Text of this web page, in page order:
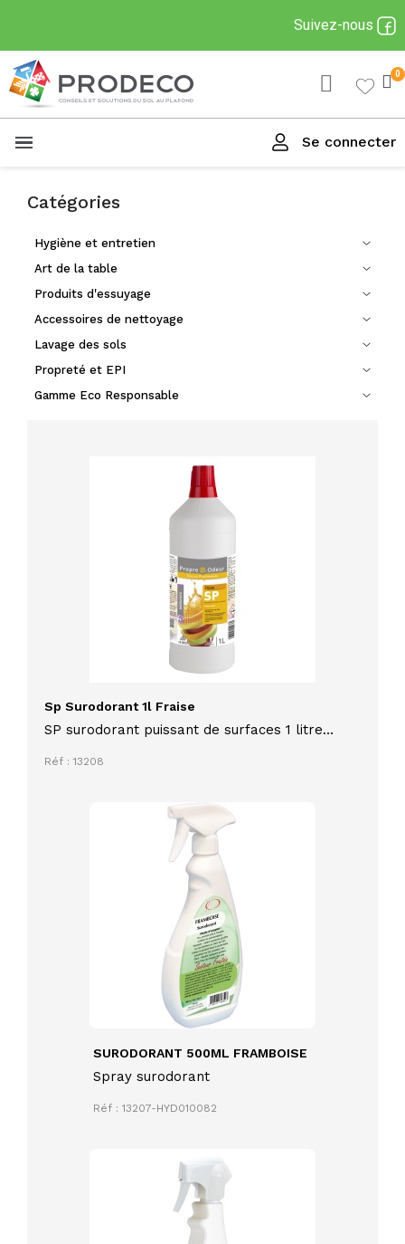
Suivez-nous
Se connecter
Catégories
Hygiène et entretien
Art de la table
Produits d'essuyage
Accessoires de nettoyage
Lavage des sols
Propreté et EPI
Gamme Eco Responsable
Sp Surodorant 1l Fraise
SP surodorant puissant de surfaces 1 litre
Réf : 13208
SURODORANT 500ML FRAMBOISE
Spray surodorant
Réf : 13207-HYD010082